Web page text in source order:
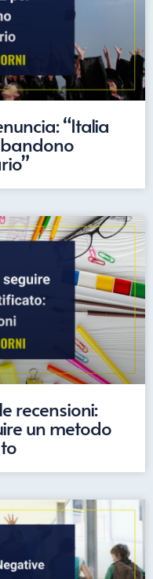
“Italia
recensioni:
un metodo